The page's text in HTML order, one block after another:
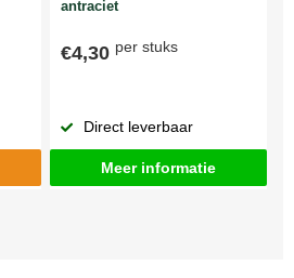
antraciet
€4,30 per stuks
Direct leverbaar
Meer informatie